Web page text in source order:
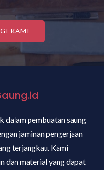
KAMI
dalam pembuatan saung
jaminan pengerjaan
terjangkau. Kami
dan material yang dapat